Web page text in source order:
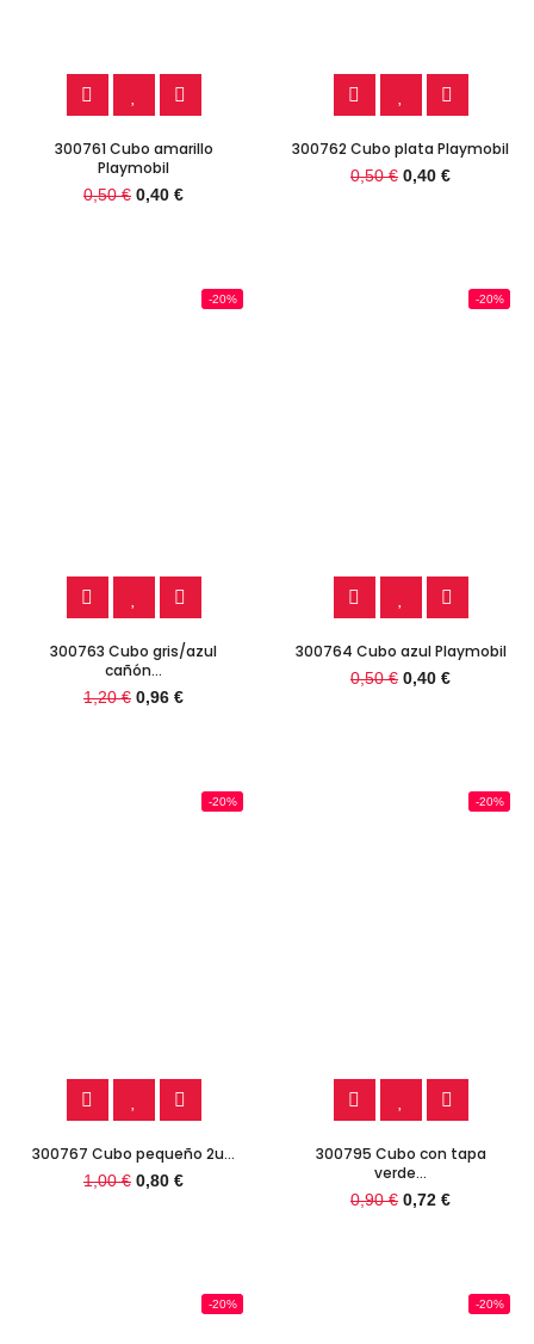
300761 Cubo amarillo
Playmobil
0,50 € 0,40 €
300762 Cubo plata Playmobil
0,50 € 0,40 €
-20%
300763 Cubo gris/azul
cañón...
1,20 € 0,96 €
-20%
300764 Cubo azul Playmobil
0,50 € 0,40 €
-20%
300767 Cubo pequeño 2u...
1,00 € 0,80 €
-20%
300795 Cubo con tapa
verde...
0,90 € 0,72 €
-20% -20%